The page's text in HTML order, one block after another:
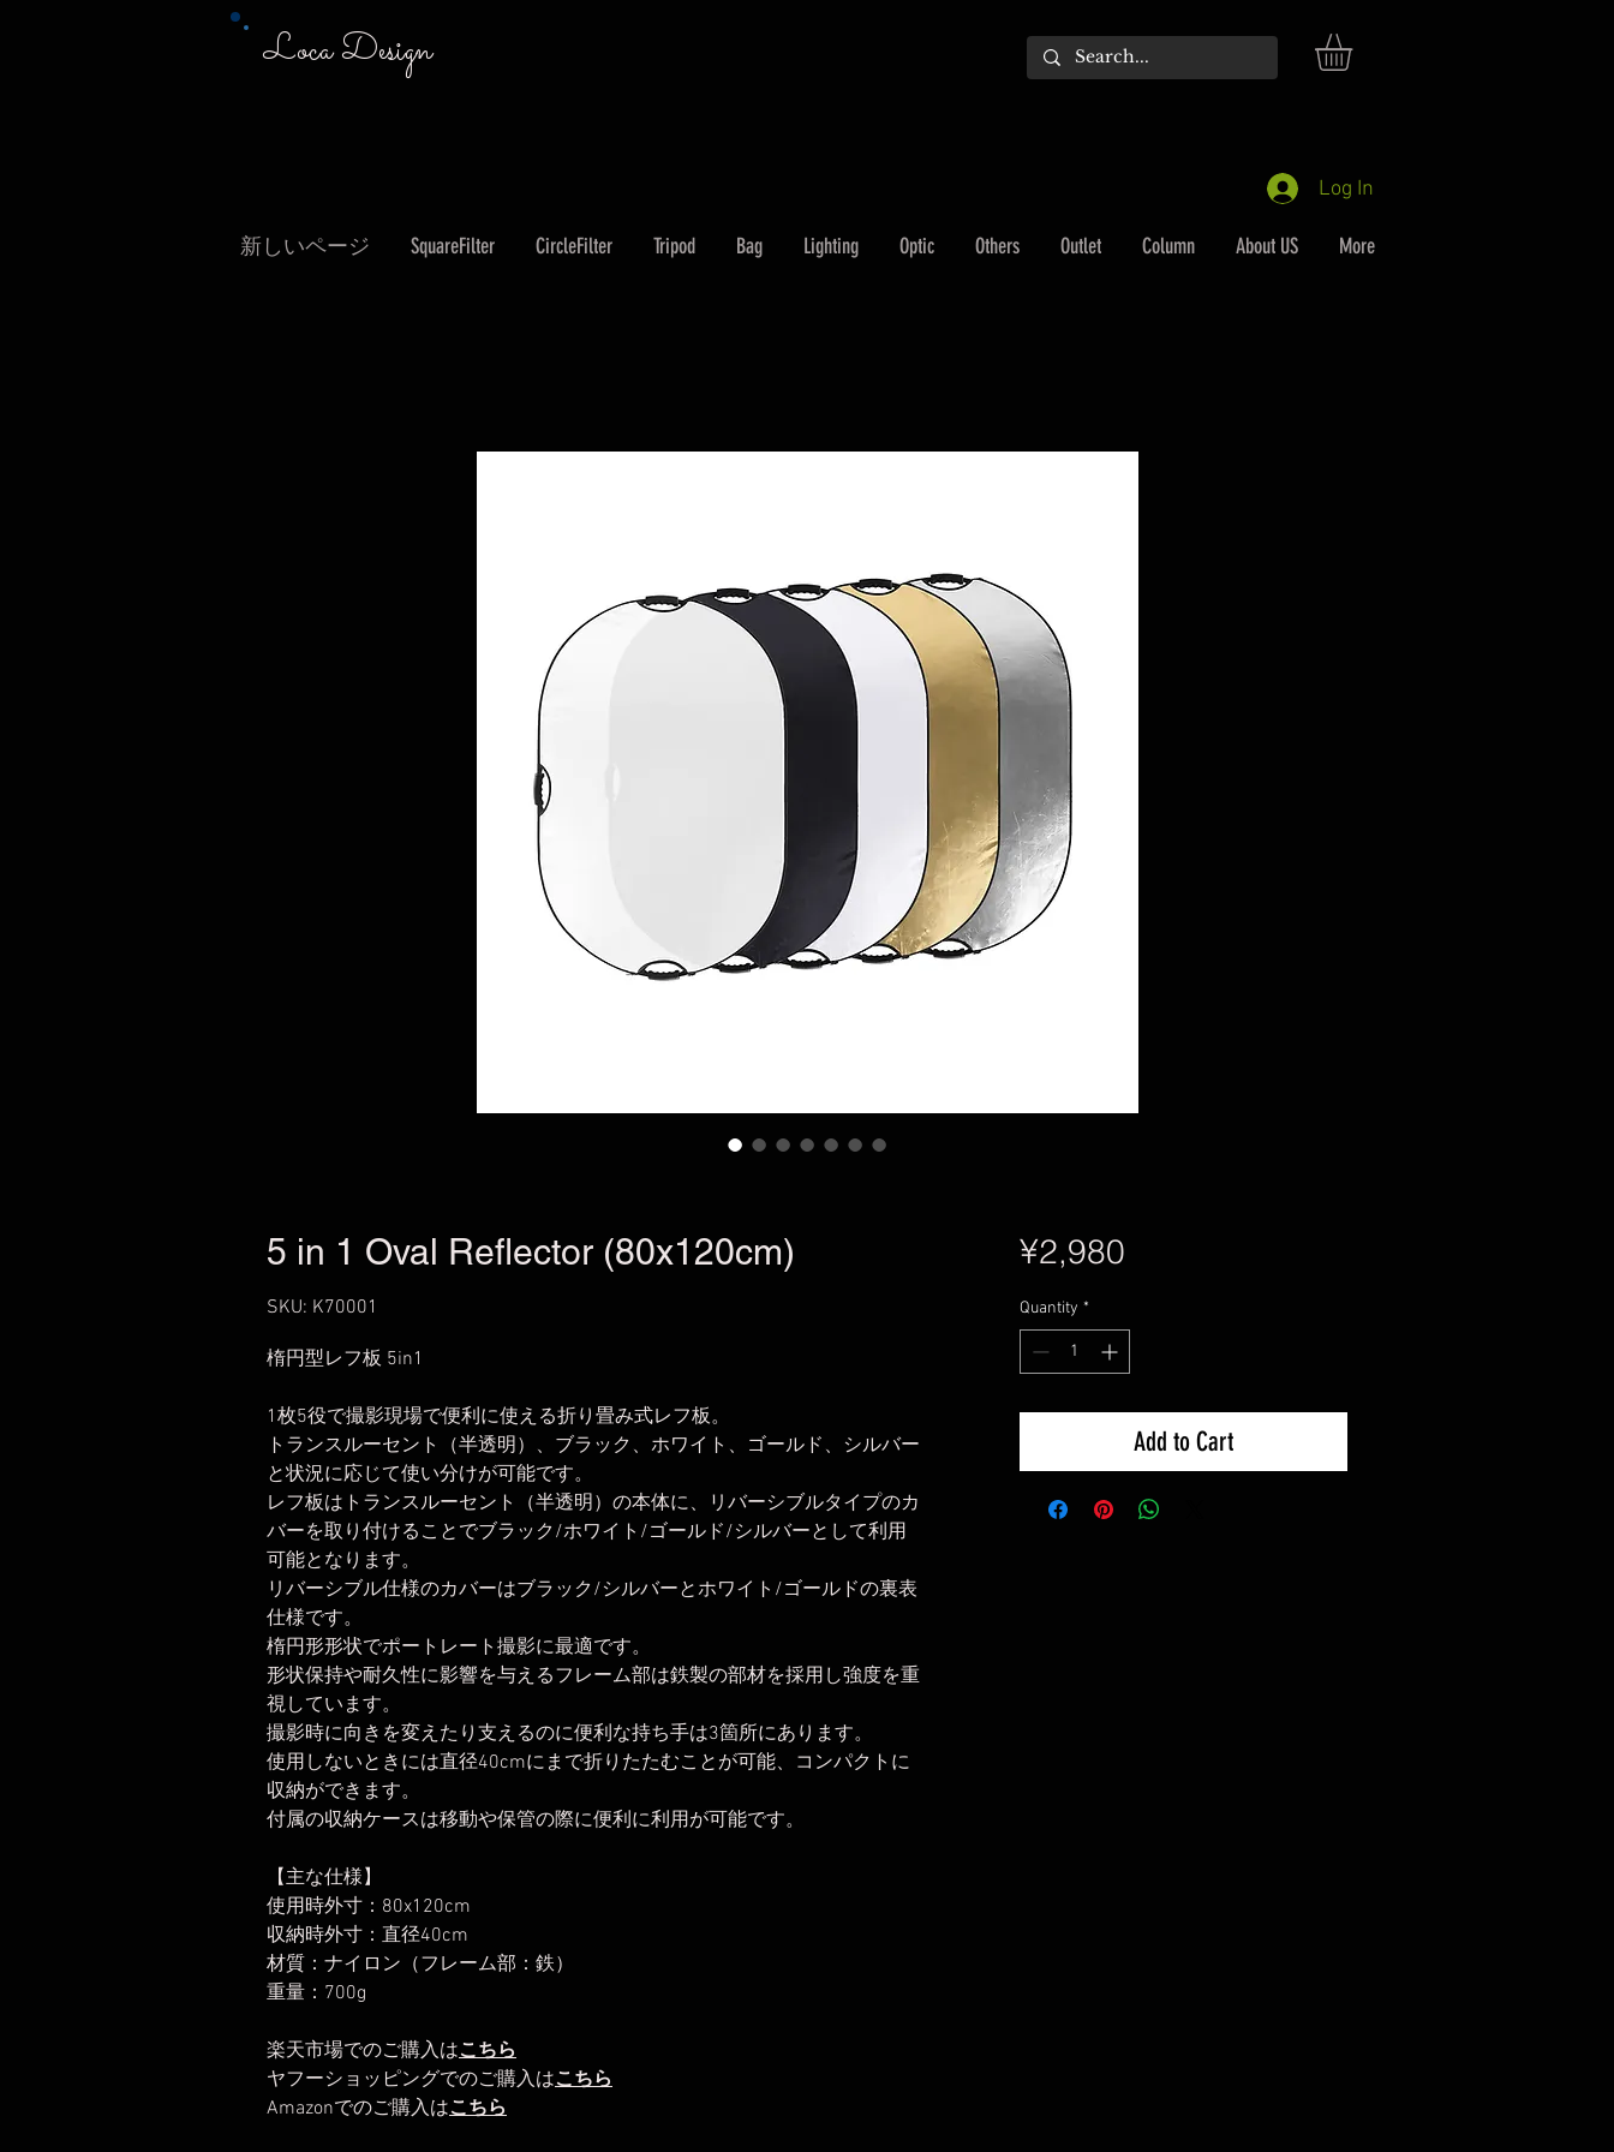
Loca Design
Log In
新しいページ SquareFilter CircleFilter Tripod Bag Lighting Optic Others Outlet Column About US More
5 in 1 Oval Reflector (80x120cm)
SKU: K70001
楕円型レフ板 5in1
1枚5役で撮影現場で便利に使える折り畳み式レフ板。
トランスルーセント（半透明）、ブラック、ホワイト、ゴールド、シルバー
と状況に応じて使い分けが可能です。
レフ板はトランスルーセント（半透明）の本体に、リバーシブルタイプのカ
バーを取り付けることでブラック/ホワイト/ゴールド/シルバーとして利用
可能となります。
リバーシブル仕様のカバーはブラック/シルバーとホワイト/ゴールドの裏表
仕様です。
楕円形形状でポートレート撮影に最適です。
形状保持や耐久性に影響を与えるフレーム部は鉄製の部材を採用し強度を重
視しています。
撮影時に向きを変えたり支えるのに便利な持ち手は3箇所にあります。
使用しないときには直径40cmにまで折りたたむことが可能、コンパクトに
収納ができます。
付属の収納ケースは移動や保管の際に便利に利用が可能です。
【主な仕様】
使用時外寸：80x120cm
収納時外寸：直径40cm
材質：ナイロン（フレーム部：鉄）
重量：700g
楽天市場でのご購入はこちら
ヤフーショッピングでのご購入はこちら
Amazonでのご購入はこちら
¥2,980Price
Quantity *
Add to Cart